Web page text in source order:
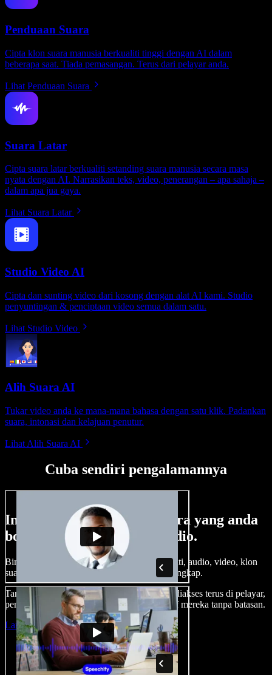
Penduaan Suara
Cipta klon suara manusia berkualiti tinggi dengan AI dalam
beberapa saat. Tiada pemasangan. Terus dari pelayar anda.
Lihat Penduaan Suara
Suara Latar
Cipta suara latar berkualiti setanding suara manusia secara masa
nyata dengan AI. Narrasikan teks, video, penerangan – apa sahaja –
dalam apa jua gaya.
Lihat Suara Latar
Studio Video AI
Cipta dan sunting video dari kosong dengan alat AI kami. Studio
penyuntingan & penciptaan video semua dalam satu.
Lihat Studio Video
Alih Suara AI
Tukar video anda ke mana-mana bahasa dengan satu klik. Padankan
suara, intonasi dan kelajuan penutur.
Lihat Alih Suara AI
Cuba sendiri pengalamannya
Ini hanya sebahagian perkara yang anda
boleh buat di Speechify Studio.
Bina suara latar, tambah imej stok tanpa royalti, audio, video, klon
suara anda, untuk projek audio video yang lengkap.
Tanpa keluk pembelajaran dan semua boleh diakses terus di pelayar,
pencipta boleh realisasikan segala idea kreatif mereka tanpa batasan.
Lancarkan Studio